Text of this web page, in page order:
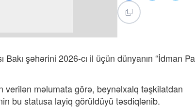
şəhərini 2026-cı il üçün dünyanın “İdman
məlumata görə, beynəlxalq təşkilatdan
bu statusa layiq görüldüyü təsdiqlənib.